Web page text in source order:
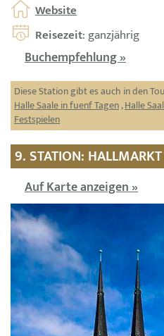
Website
Reisezeit: ganzjährig
Buchempfehlung »
Diese Station gibt es auch in den
Halle Saale in fuenf Tagen,Halle
Festspielen
9. STATION:
Auf Karte anzeigen »